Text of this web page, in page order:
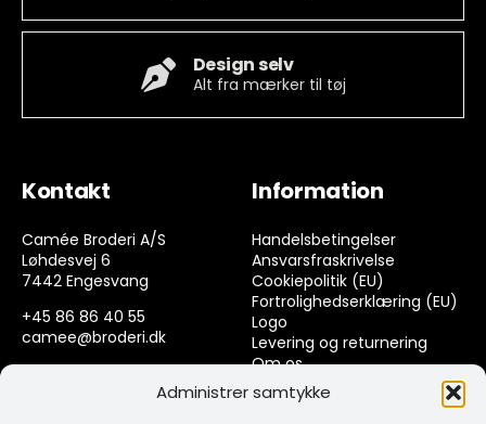
Administrer samtykke
Design selv
Alt fra mærker til tøj
Kontakt
Camée Broderi A/S
Løhdesvej 6
7442 Engesvang
+45 86 86 40 55
camee@broderi.dk
Information
Handelsbetingelser
Ansvarsfraskrivelse
Cookiepolitik (EU)
Fortrolighedserklæring (EU)
Logo
Levering og returnering
Om os
Kontakt